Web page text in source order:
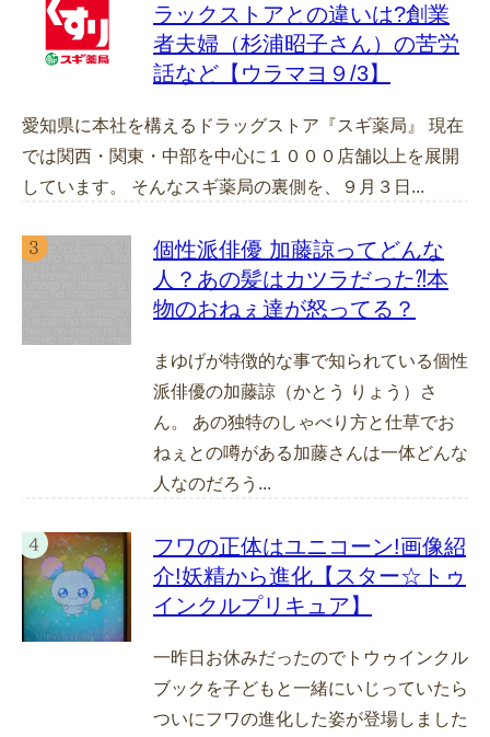
ラックストアとの違いは?創業
者夫婦（杉浦昭子さん）の苦労
話など【ウラマヨ９/3】
愛知県に本社を構えるドラッグストア『スギ薬局』 現在
では関西・関東・中部を中心に１０００店舗以上を展開
しています。 そんなスギ薬局の裏側を、９月３日...
個性派俳優 加藤諒ってどんな
人？あの髪はカツラだった⁈本
物のおねぇ達が怒ってる？
まゆげが特徴的な事で知られている個性
派俳優の加藤諒（かとう りょう）さ
ん。 あの独特のしゃべり方と仕草でお
ねぇとの噂がある加藤さんは一体どんな
人なのだろう...
フワの正体はユニコーン!画像紹
介!妖精から進化【スター☆トゥ
インクルプリキュア】
一昨日お休みだったのでトウゥインクル
ブックを子どもと一緒にいじっていたら
ついにフワの進化した姿が登場しました